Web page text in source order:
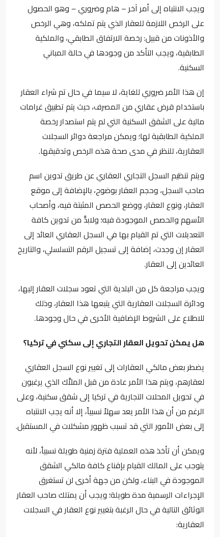
ويجب الانتباه إلى أمر آخر – هام وضروري – وهو الحصول
على الرخص اللازمة للعقار الذي يتم تملكه، وهي الرخص
والأذونات من قبيل: رخصة الارتفاق الطابقي، والملكية
الطابقية، ويجب التأكد من وجودها في حالة المباني
السكنية.
إن هذا الأمر ضروري للغاية، لا سيما في حال تم شراء العقار
باستخدام قرض عقاري من المصرف، حيث يتم تطبيق غرامات
مالية على الشقق السكنية التي لم يتم استصدار رخصة
الملكية الطابقية لها؛ ويمكن مراجعة دوائر السجلات
العقارية، للنظر في مدى صحة هذه الرخص وتدقيقها.
ويتم تنظيم السجل التجاري العقاري عن طريق تدوين اسم
صاحب السجل، وحجم العقار بوضوح، بالإضافة إلى موقع
العقار، ونوع العقار، ووضع الحصص المثبتة فيه، وأصحاب
الأسهم والحصص الموجودة فيه؛ ولابدَّ من تدوين كافة
التعديلات التي تم القيام بها في السجل العقاري العائد إلى
العقار إن وجدت، إضافة إلى تسجيل الرقم التسلسلي، والتاريخ
العائدين إلى العقار.
ويجب مراجعة كل من البلدية التي تعود سجلات العقار إليها،
ودائرة السجلات العقارية التي يتبعها هذا العقار، وذلك
للاطلاع على الشروط الإضافية الأخرى في حال وجودها.
هل يمكن تحويل العقار التجاري إلى سكني في تركيا؟
يضطر بعض مالكي العقارات إلى تغيير نوع السجل العقاري
لعقارهم، ويتم هذا الأمر عادة من قبل الملاَّك الذي يرغبون
في تحويل المحلات التجارية في تركيا إلى شقق سكنية، وعلى
الرغم من أن هذا الأمر يعد سهلاً نسبياً، إلا أنه يجب الانتباه
إلى بعض الأمور التي قد تسبب ظهور مشكلات في المستقبل.
ويمكن أن تأخذ هذه العملية فترة زمنية طويلة نسبياً، لأنه
يتوجب على المالك القيام بإقناع كافة مالكي الشقق
الموجودة في البناء، ولكن من جهة أخرى لن تستغرق
الإجراءات الرسمية مدة طويلة؛ ويجب أن يمتلك صاحب العقار
الوثائق التالية في حال الرغبة بتغيير نوع العقار في السجلات
العقارية: